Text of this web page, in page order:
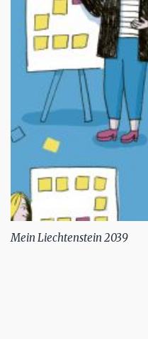
Mein Liechtenstein 2039